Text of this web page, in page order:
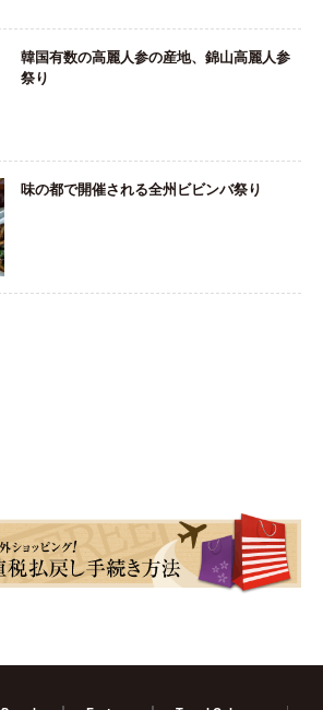
韓国有数の高麗人参の産地、錦山高麗人参
祭り
味の都で開催される全州ビビンバ祭り